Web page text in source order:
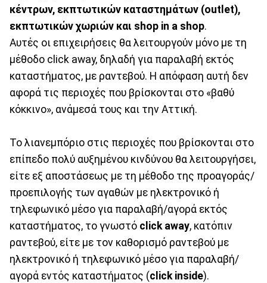
κέντρων, εκπτωτικών καταστημάτων (outlet),
εκπτωτικών χωριών και shop in a shop.
Αυτές οι επιχειρήσεις θα λειτουργούν μόνο με τη
μέθοδο click away, δηλαδή για παραλαβή εκτός
καταστήματος, με ραντεβού. Η απόφαση αυτή δεν
αφορά τις περιοχές που βρίσκονται στο «βαθύ
κόκκινο», ανάμεσά τους και την Αττική.
Το λιανεμπόριο στις περιοχές που βρίσκονται στο
επίπεδο πολύ αυξημένου κινδύνου θα λειτουργήσει,
είτε εξ αποστάσεως με τη μέθοδο της προαγοράς/
προεπιλογής των αγαθών με ηλεκτρονικό ή
τηλεφωνικό μέσο για παραλαβή/αγορά εκτός
καταστήματος, το γνωστό click away, κατόπιν
ραντεβού, είτε με τον καθορισμό ραντεβού με
ηλεκτρονικό ή τηλεφωνικό μέσο για παραλαβή/
αγορά εντός καταστήματος (click inside).